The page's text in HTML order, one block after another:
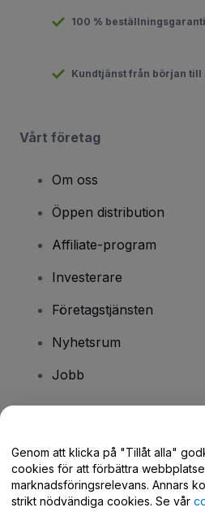
100 % beställningsgaranti
Kundtjänst från början till
Vårt företag
Om oss
Öppen distribution
Affiliate-program
Investerare
Företagstjänsten
Nyhetsrum
Jobb
Hjälpcenter / Kontakta
Genom att klicka på "Tillåt alla"
cookies för att förbättra
marknadsföringsrelevans. Annars
strikt nödvändiga cookies. Se vår